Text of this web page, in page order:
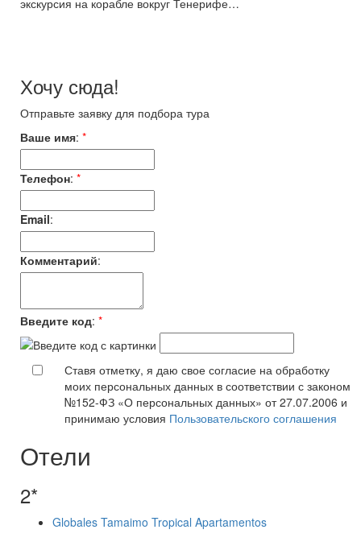
экскурсия на корабле вокруг Тенерифе…
Хочу сюда!
Отправьте заявку для подбора тура
Ваше имя: *
Телефон: *
Email:
Комментарий:
Введите код: *
Ставя отметку, я даю свое согласие на обработку
моих персональных данных в соответствии с законом
№152-ФЗ «О персональных данных» от 27.07.2006 и
принимаю условия Пользовательского соглашения
Отели
2*
Globales Tamaimo Tropical Apartamentos